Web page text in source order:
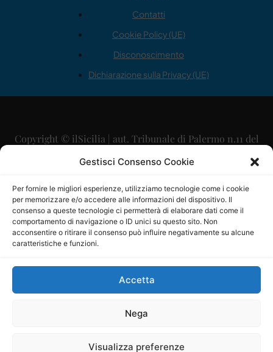
Gestisci Consenso Cookie
Per fornire le migliori esperienze, utilizziamo tecnologie come i cookie
per memorizzare e/o accedere alle informazioni del dispositivo. Il
consenso a queste tecnologie ci permetterà di elaborare dati come il
comportamento di navigazione o ID unici su questo sito. Non
acconsentire o ritirare il consenso può influire negativamente su alcune
caratteristiche e funzioni.
Accetta
Nega
Visualizza preferenze
Contatti
Cookie Policy (UE)
Disconoscimento
Dichiarazione sulla Privacy (UE)
Copyright © ilSicilia | aut. Tribunale di Palermo n.11 del
29/09/2015
Direttore Editoriale: Maurizio Scaglione
Direttore Responsabile: Maria Calabrese
P.IVA: 06334930820
Mercurio Comunicazione Società Cooperativa a r.l. è
iscritta al Registro degli Operatori di Comunicazione al